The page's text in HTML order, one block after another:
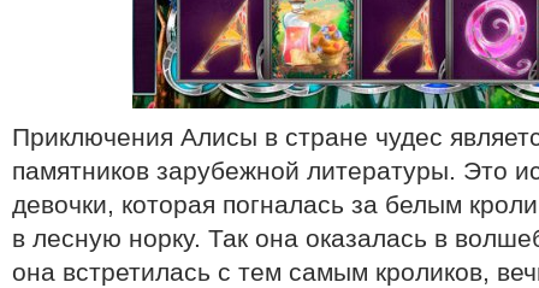
Приключения Алисы в стране чудес
памятников зарубежной литературы. Это
девочки, которая погналась за белым
в лесную норку. Так она оказалась в
она встретилась с тем самым кроликов,